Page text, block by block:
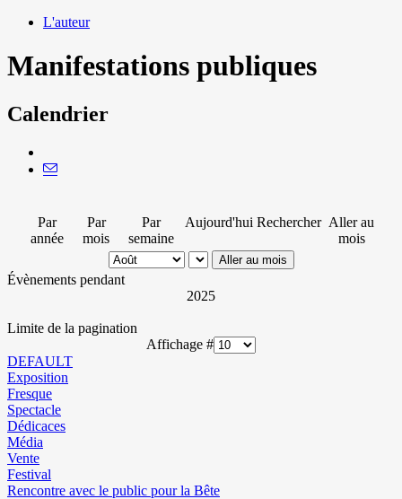
L'auteur
Manifestations publiques
Calendrier
Par
année
Par
mois
Par
semaine
Aujourd'hui Rechercher Aller au
mois
Aller au mois
Évènements pendant
2025
Limite de la pagination
Affichage #
DEFAULT
Exposition
Fresque
Spectacle
Dédicaces
Média
Vente
Festival
Rencontre avec le public pour la Bête